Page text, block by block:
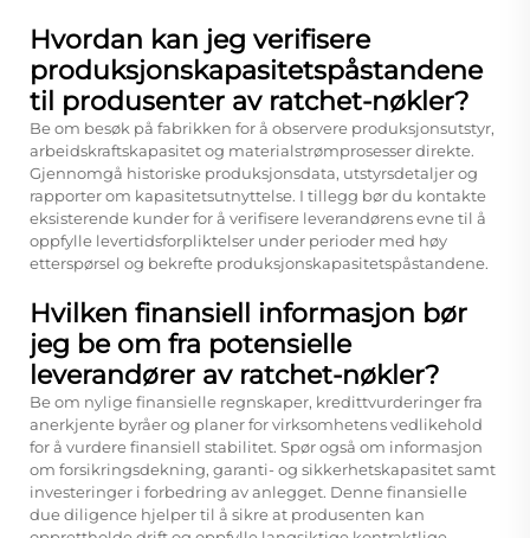
Hvordan kan jeg verifisere
produksjonskapasitetspåstandene
til produsenter av ratchet-nøkler?
Be om besøk på fabrikken for å observere produksjonsutstyr,
arbeidskraftskapasitet og materialstrømprosesser direkte.
Gjennomgå historiske produksjonsdata, utstyrsdetaljer og
rapporter om kapasitetsutnyttelse. I tillegg bør du kontakte
eksisterende kunder for å verifisere leverandørens evne til å
oppfylle levertidsforpliktelser under perioder med høy
etterspørsel og bekrefte produksjonskapasitetspåstandene.
Hvilken finansiell informasjon bør
jeg be om fra potensielle
leverandører av ratchet-nøkler?
Be om nylige finansielle regnskaper, kredittvurderinger fra
anerkjente byråer og planer for virksomhetens vedlikehold
for å vurdere finansiell stabilitet. Spør også om informasjon
om forsikringsdekning, garanti- og sikkerhetskapasitet samt
investeringer i forbedring av anlegget. Denne finansielle
due diligence hjelper til å sikre at produsenten kan